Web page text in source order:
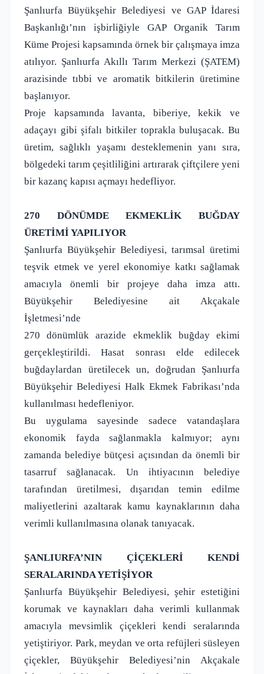
Şanlıurfa Büyükşehir Belediyesi ve GAP İdaresi
Başkanlığı’nın işbirliğiyle GAP Organik Tarım
Küme Projesi kapsamında örnek bir çalışmaya imza
atılıyor. Şanlıurfa Akıllı Tarım Merkezi (ŞATEM)
arazisinde tıbbi ve aromatik bitkilerin üretimine
başlanıyor.
Proje kapsamında lavanta, biberiye, kekik ve
adaçayı gibi şifalı bitkiler toprakla buluşacak. Bu
üretim, sağlıklı yaşamı desteklemenin yanı sıra,
bölgedeki tarım çeşitliliğini artırarak çiftçilere yeni
bir kazanç kapısı açmayı hedefliyor.
270 DÖNÜMDE EKMEKLİK BUĞDAY
ÜRETİMİ YAPILIYOR
Şanlıurfa Büyükşehir Belediyesi, tarımsal üretimi
teşvik etmek ve yerel ekonomiye katkı sağlamak
amacıyla önemli bir projeye daha imza attı.
Büyükşehir Belediyesine ait Akçakale
İşletmesi’nde
270 dönümlük arazide ekmeklik buğday ekimi
gerçekleştirildi. Hasat sonrası elde edilecek
buğdaylardan üretilecek un, doğrudan Şanlıurfa
Büyükşehir Belediyesi Halk Ekmek Fabrikası’nda
kullanılması hedefleniyor.
Bu uygulama sayesinde sadece vatandaşlara
ekonomik fayda sağlanmakla kalmıyor; aynı
zamanda belediye bütçesi açısından da önemli bir
tasarruf sağlanacak. Un ihtiyacının belediye
tarafından üretilmesi, dışarıdan temin edilme
maliyetlerini azaltarak kamu kaynaklarının daha
verimli kullanılmasına olanak tanıyacak.
ŞANLIURFA’NIN ÇİÇEKLERİ KENDİ
SERALARINDA YETİŞİYOR
Şanlıurfa Büyükşehir Belediyesi, şehir estetiğini
korumak ve kaynakları daha verimli kullanmak
amacıyla mevsimlik çiçekleri kendi seralarında
yetiştiriyor. Park, meydan ve orta refüjleri süsleyen
çiçekler, Büyükşehir Belediyesi’nin Akçakale